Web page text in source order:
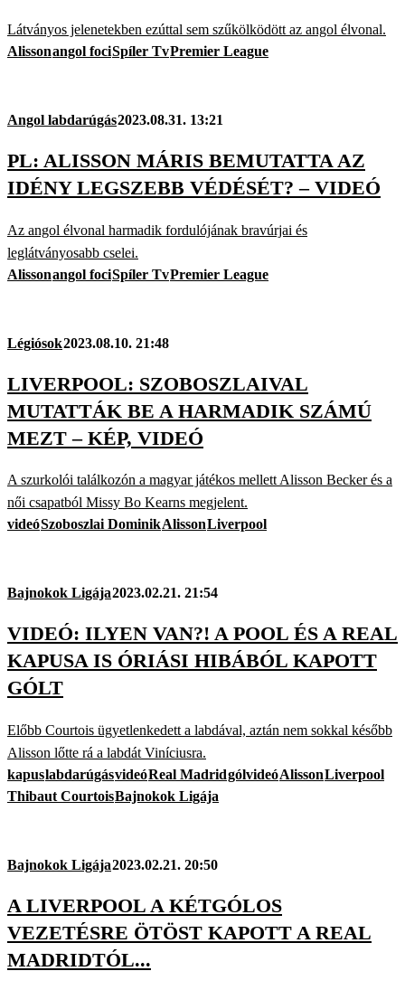
Látványos jelenetekben ezúttal sem szűkölködött az angol élvonal.
Alissonangol fociSpíler TvPremier League
Angol labdarúgás2023.08.31. 13:21
PL: ALISSON MÁRIS BEMUTATTA AZ
IDÉNY LEGSZEBB VÉDÉSÉT? – VIDEÓ
Az angol élvonal harmadik fordulójának bravúrjai és
leglátványosabb cselei.
Alissonangol fociSpíler TvPremier League
Légiósok2023.08.10. 21:48
LIVERPOOL: SZOBOSZLAIVAL
MUTATTÁK BE A HARMADIK SZÁMÚ
MEZT – KÉP, VIDEÓ
A szurkolói találkozón a magyar játékos mellett Alisson Becker és a
női csapatból Missy Bo Kearns megjelent.
videóSzoboszlai DominikAlissonLiverpool
Bajnokok Ligája2023.02.21. 21:54
VIDEÓ: ILYEN VAN?! A POOL ÉS A REAL
KAPUSA IS ÓRIÁSI HIBÁBÓL KAPOTT
GÓLT
Előbb Courtois ügyetlenkedett a labdával, aztán nem sokkal később
Alisson lőtte rá a labdát Viníciusra.
kapuslabdarúgásvideóReal MadridgólvideóAlissonLiverpool
Thibaut CourtoisBajnokok Ligája
Bajnokok Ligája2023.02.21. 20:50
A LIVERPOOL A KÉTGÓLOS
VEZETÉSRE ÖTÖST KAPOTT A REAL
MADRIDTÓL...